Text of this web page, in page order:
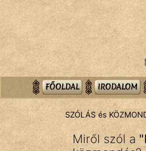
Bibliai
Közmondások
Szóláscsoportok
FŐOLDAL IRODALOM
SZÓLÁS és
Miről szól a "